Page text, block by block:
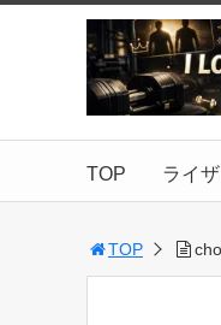
TOP ライ
TOP